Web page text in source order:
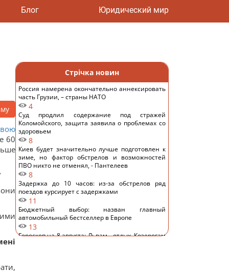
Блог Юридический мир
60
Стрічка новин
Россия намерена окончательно аннексировать
часть Грузии, – страны НАТО
4
Суд продлил содержание под стражей
Коломойского, защита заявила о проблемах со
здоровьем
8
Киев будет значительно лучше подготовлен к
зиме, но фактор обстрелов и возможностей
ПВО никто не отменял, - Пантелеев
8
Задержка до 10 часов: из-за обстрелов ряд
поездов курсирует с задержками
11
Бюджетный выбор: назван главный
автомобильный бестселлер в Европе
13
Гороскоп на 8 августа: Львам - отдых, Козерогам